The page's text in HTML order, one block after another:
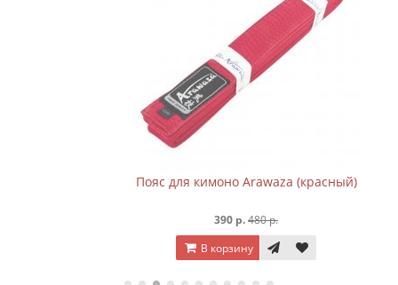
Пояс для кимоно Arawaza (красный)
480 р.
В корзину